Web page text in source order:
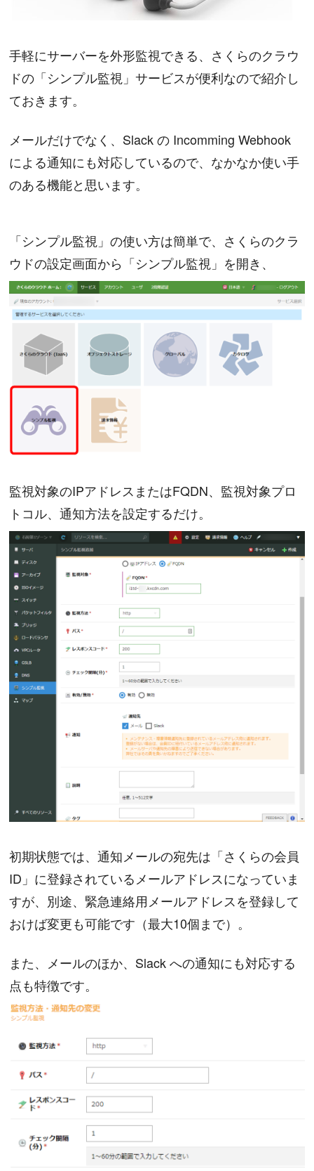
手軽にサーバーを外形監視できる、さくらのクラウ
ドの「シンプル監視」サービスが便利なので紹介し
ておきます。
メールだけでなく、Slack の Incomming Webhook
による通知にも対応しているので、なかなか使い手
のある機能と思います。
「シンプル監視」の使い方は簡単で、さくらのクラ
ウドの設定画面から「シンプル監視」を開き、
監視対象のIPアドレスまたはFQDN、監視対象プロ
トコル、通知方法を設定するだけ。
初期状態では、通知メールの宛先は「さくらの会員
ID」に登録されているメールアドレスになっていま
すが、別途、緊急連絡用メールアドレスを登録して
おけば変更も可能です（最大10個まで）。
また、メールのほか、Slack への通知にも対応する
点も特徴です。